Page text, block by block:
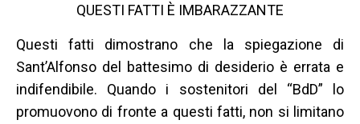
QUESTI FATTI È IMBARAZZANTE
Questi fatti dimostrano che la spiegazione di
Sant’Alfonso del battesimo di desiderio è errata e
indifendibile. Quando i sostenitori del “BdD” lo
promuovono di fronte a questi fatti, non si limitano